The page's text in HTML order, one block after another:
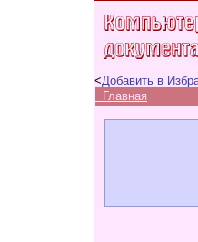
<Добавить в
Главная